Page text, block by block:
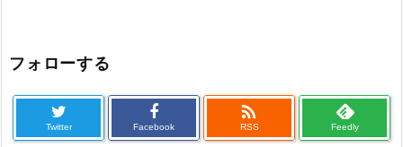
フォローする
Twitter Facebook

RSS Feedly